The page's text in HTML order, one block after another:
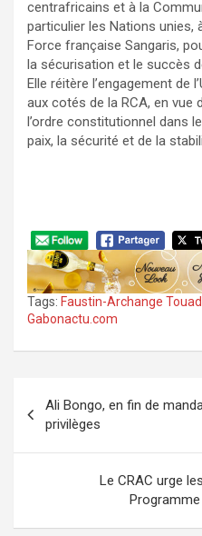
centrafricains et à la
particulier les Nations unies,
Force française Sangaris,
la sécurisation et le succès
Elle réitère l’engagement de
aux cotés de la RCA, en vue
l’ordre constitutionnel dans
paix, la sécurité et de la
Tags: Faustin-Archange
Gabonactu.com
de
l’article
Ali Bongo, en fin de
privilèges
Le CRAC urge
Programme